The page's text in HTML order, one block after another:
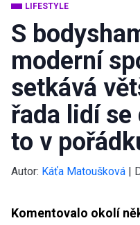
LIFESTYLE
S
moderní
setkává
řada lidí se
to v
Autor: Káťa Matoušková |
Komentovalo okolí